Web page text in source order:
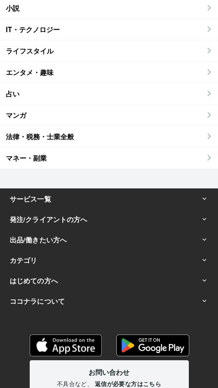
小説
IT・テクノロジー
ライフスタイル
エンタメ・趣味
占い
マンガ
法律・税務・士業全般
マネー・副業